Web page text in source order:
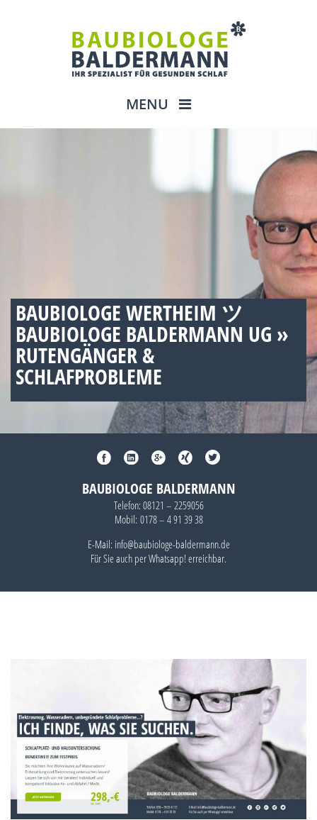
MENU
BAUBIOLOGE WERTHEIM ツ
BAUBIOLOGE BALDERMANN UG »
RUTENGÄNGER &
SCHLAFPROBLEME
BAUBIOLOGE BALDERMANN
Telefon: 08121 – 2259056
Mobil: 0178 – 4 91 39 38
E-Mail: info@baubiologe-baldermann.de
Für Sie auch perWhatsapp!erreichbar.